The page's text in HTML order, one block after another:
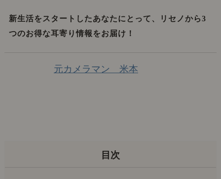
新生活をスタートしたあなたにとって、リセノから3
つのお得な耳寄り情報をお届け！
元カメラマン 米本